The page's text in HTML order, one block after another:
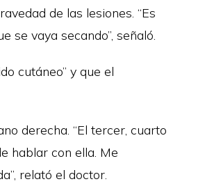
de las lesiones. “Es
se vaya secando”, señaló.
cutáneo” y que el
derecha. “El tercer, cuarto
hablar con ella. Me
relató el doctor.